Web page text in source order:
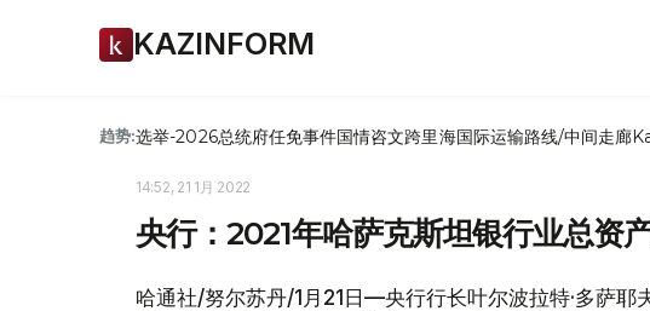
KAZINFORM
趋势:选举-2026总统府任免事件国情咨文跨里海国际运输路线/中间走廊
14:52, 21 1月 2022
央行：2021年哈萨克斯坦银行业总资
哈通社/努尔苏丹/1月21日—央行行长叶尔波拉特·多萨耶